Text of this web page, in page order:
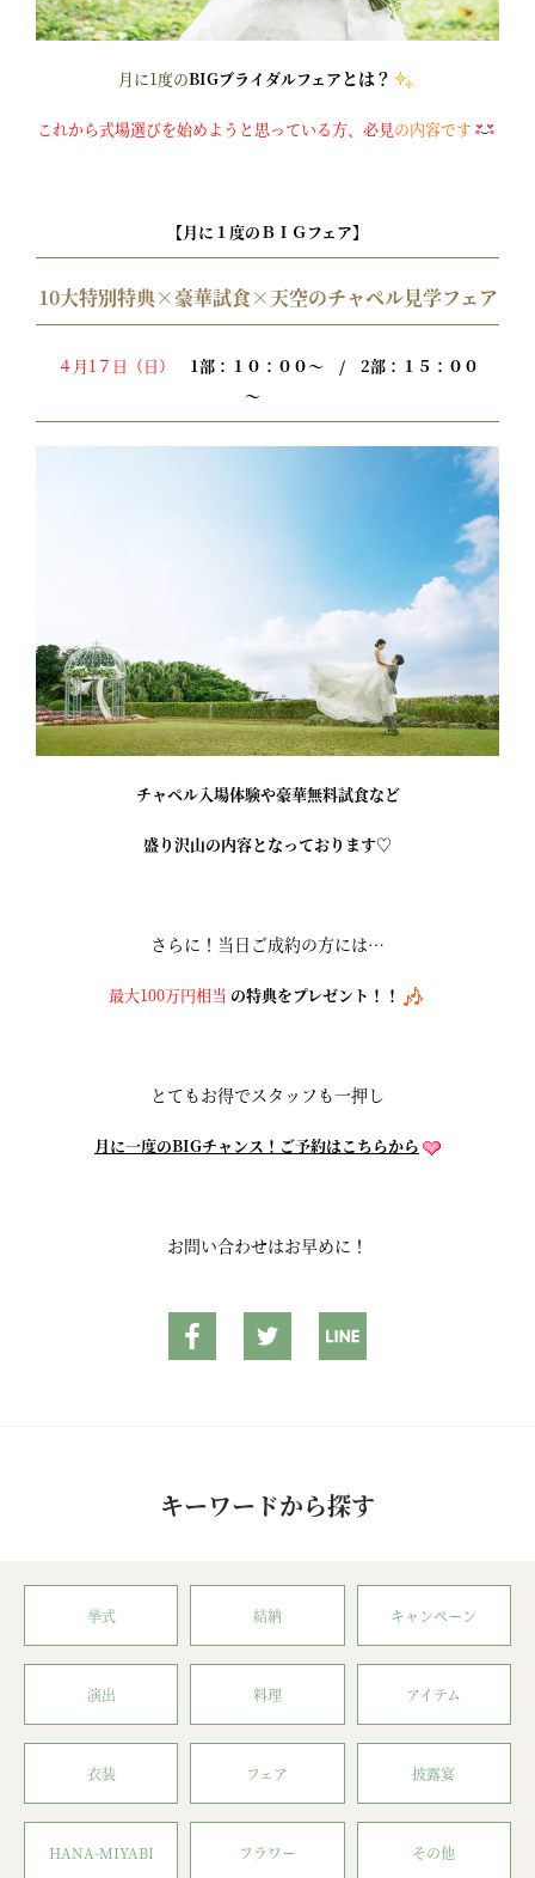
月に1度のBIGブライダルフェア とは？
これから式場選びを始めようと思っている方、 必見の内容です
【月に１度のＢＩＧフェア】
10大特別特典×豪華試食×天空のチャペル見学フェア
４月1７日（日）
1部：１０：００～ / 2部：１５：００
～
チャペル入場体験や豪華無料試食など
盛り沢山の内容となっております♡
さらに！当日ご成約の方には…
最大100万円相当 の特典をプレゼント！！
とてもお得でスタッフも一押し
月に一度のBIGチャンス！ご予約はこちらから
お問い合わせはお早めに！
キーワードから探す
挙式 結納 キャンペーン
演出 料理 アイテム
衣装 フェア 披露宴
HANA-MIYABI フラワー その他